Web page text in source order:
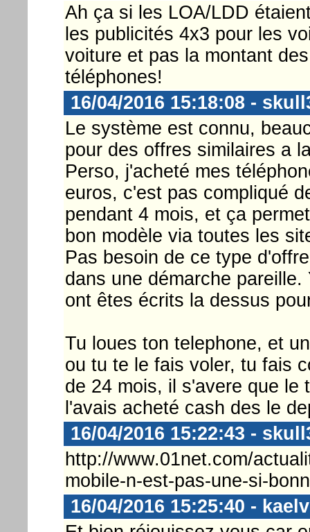
Ah ça si les LOA/LDD
les publicités 4x3 pour les
voiture et pas la montant
téléphones!
16/04/2016 15:18:08 -
Le système est connu,
pour des offres similaires a
Perso, j'acheté mes
euros, c'est pas compliqué
pendant 4 mois, et ça
bon modèle via toutes les
Pas besoin de ce type
dans une démarche
ont êtes écrits la dessus
Tu loues ton telephone, et
ou tu te le fais voler, tu fais
de 24 mois, il s'avere que le
l'avais acheté cash des le
16/04/2016 15:22:43 -
http://www.01net.com/
mobile-n-est-pas-une-si-
16/04/2016 15:25:40 -